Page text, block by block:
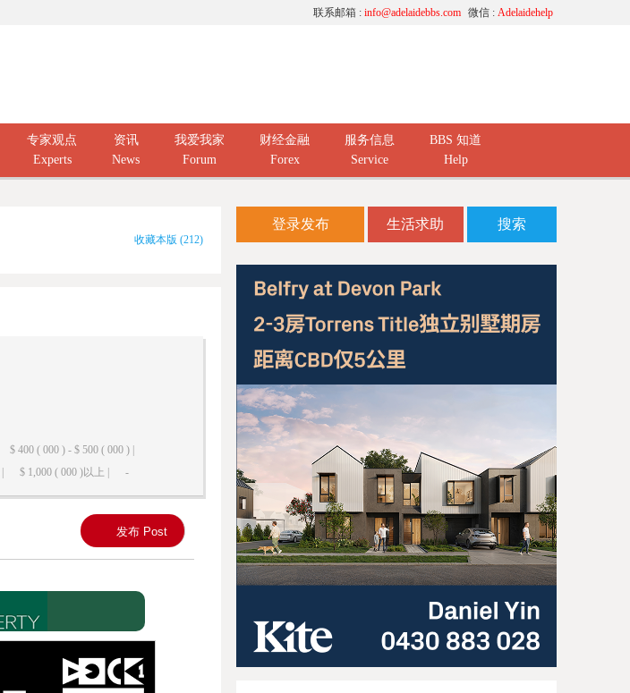
微信 : Adelaidehelp
联系邮箱 : info@adelaidebbs.com
专家观点
Experts
资讯
News
我爱我家
Forum
财经金融
Forex
服务信息
Service
BBS 知道
Help
收藏本版 (212)
$ 400 ( 000 ) - $ 500 ( 000 ) |
$ 1,000 ( 000 )以上 | -
发布 Post
登录发布 生活求助 搜索